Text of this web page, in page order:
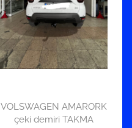
VOLSWAGEN AMARORK
çeki demiri TAKMA